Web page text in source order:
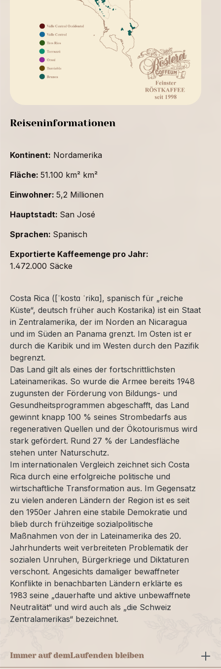
Reiseninformationen
Kontinent: Nordamerika
Fläche: 51.100 km² km²
Einwohner: 5,2 Millionen
Hauptstadt: San José
Sprachen: Spanisch
Exportierte Kaffeemenge pro Jahr:
1.472.000 Säcke
Costa Rica ([ˈkostɑ ˈrikɑ], spanisch für „reiche
Küste“, deutsch früher auch Kostarika) ist ein Staat
in Zentralamerika, der im Norden an Nicaragua
und im Süden an Panama grenzt. Im Osten ist er
durch die Karibik und im Westen durch den Pazifik
begrenzt.
Das Land gilt als eines der fortschrittlichsten
Lateinamerikas. So wurde die Armee bereits 1948
zugunsten der Förderung von Bildungs- und
Gesundheitsprogrammen abgeschafft, das Land
gewinnt knapp 100 % seines Strombedarfs aus
regenerativen Quellen und der Ökotourismus wird
stark gefördert. Rund 27 % der Landesfläche
stehen unter Naturschutz.
Im internationalen Vergleich zeichnet sich Costa
Rica durch eine erfolgreiche politische und
wirtschaftliche Transformation aus. Im Gegensatz
zu vielen anderen Ländern der Region ist es seit
den 1950er Jahren eine stabile Demokratie und
blieb durch frühzeitige sozialpolitische
Maßnahmen von der in Lateinamerika des 20.
Jahrhunderts weit verbreiteten Problematik der
sozialen Unruhen, Bürgerkriege und Diktaturen
verschont. Angesichts damaliger bewaffneter
Konflikte in benachbarten Ländern erklärte es
1983 seine „dauerhafte und aktive unbewaffnete
Neutralität“ und wird auch als „die Schweiz
Zentralamerikas“ bezeichnet.
Immer auf demLaufenden bleiben